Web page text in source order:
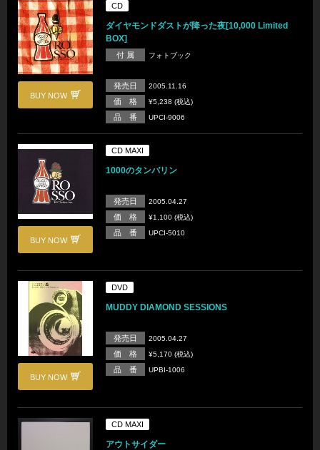
BUY NOW
CD
ダイヤモンドダストが降った夜[10,000 Limited
BOX]
付 属 フォトブック
発売日 2005.11.16
価 格 ¥5,238 (税込)
品 番 UPCI-9006
BUY NOW
CD MAXI
1000のタンバリン
発売日 2005.04.27
価 格 ¥1,100 (税込)
品 番 UPCI-5010
BUY NOW
DVD
MUDDY DIAMOND SESSIONS
発売日 2005.04.27
価 格 ¥5,170 (税込)
品 番 UPBI-1006
CD MAXI
アウトサイダー